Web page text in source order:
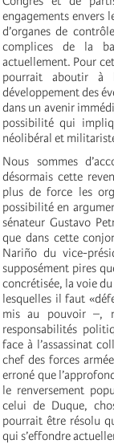
engagements envers
d’organes de
complices de la
actuellement. Pour
pourrait aboutir à
développement des
dans un avenir
possibilité qui
néolibéral et
Nous sommes
désormais cette
plus de force les
possibilité en
sénateur Gustavo
que dans cette
Nariño du vice-
supposément pires
concrétisée, la voie
lesquelles il faut
mis au pouvoir ­–,
responsabilités
face à l’assassinat
chef des forces
erroné que
le renversement
celui de Duque,
pourrait être résolu
qui s’effondre